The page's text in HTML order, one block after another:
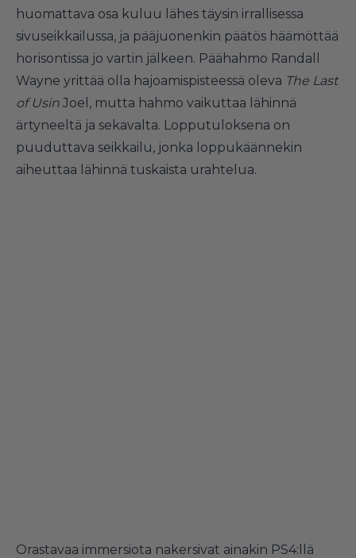
huomattava osa kuluu lähes täysin irrallisessa
sivuseikkailussa, ja pääjuonenkin päätös häämöttää
horisontissa jo vartin jälkeen. Päähahmo Randall
Wayne yrittää olla hajoamispisteessä oleva The Last
of Usin Joel, mutta hahmo vaikuttaa lähinnä
ärtyneeltä ja sekavalta. Lopputuloksena on
puuduttava seikkailu, jonka loppukäännekin
aiheuttaa lähinnä tuskaista urahtelua.
Orastavaa immersiota nakersivat ainakin PS4:llä